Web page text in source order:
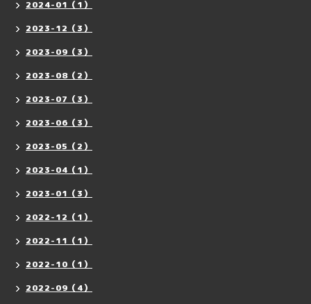
2024-01（1）
2023-12（3）
2023-09（3）
2023-08（2）
2023-07（3）
2023-06（3）
2023-05（2）
2023-04（1）
2023-01（3）
2022-12（1）
2022-11（1）
2022-10（1）
2022-09（4）